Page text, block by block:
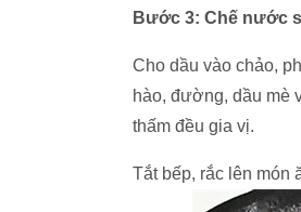
Bước 3: Chế nước
Cho dầu vào chảo,
hào, đường, dầu mè
thấm đều gia vị.
Tắt bếp, rắc lên món